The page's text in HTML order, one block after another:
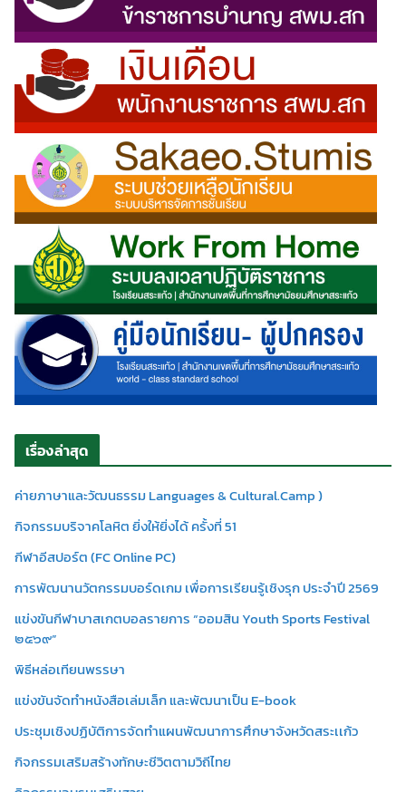
เรื่องล่าสุด
ค่ายภาษาและวัฒนธรรม Languages & Cultural.Camp )
กิจกรรมบริจาคโลหิต ยิ่งให้ยิ่งได้ ครั้งที่ 51
กีฬาอีสปอร์ต (FC Online PC)
การพัฒนานวัตกรรมบอร์ดเกม เพื่อการเรียนรู้เชิงรุก ประจำปี 2569
แข่งขันกีฬาบาสเกตบอลรายการ “ออมสิน Youth Sports Festival
๒๕๖๙”
พิธีหล่อเทียนพรรษา
แข่งขันจัดทำหนังสือเล่มเล็ก และพัฒนาเป็น E-book
ประชุมเชิงปฏิบัติการจัดทำแผนพัฒนาการศึกษาจังหวัดสระเเก้ว
กิจกรรมเสริมสร้างทักษะชีวิตตามวิถีไทย